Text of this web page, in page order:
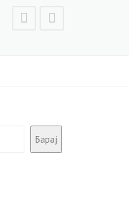
Барај